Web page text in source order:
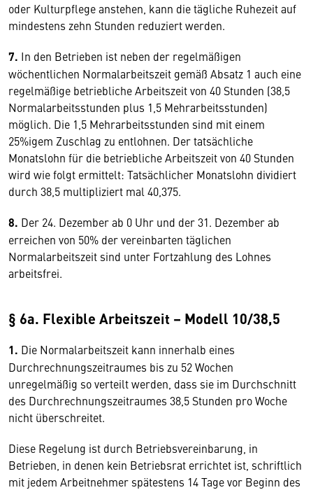
oder Kulturpflege anstehen, kann die tägliche Ruhezeit auf
mindestens zehn Stunden reduziert werden.
7. In den Betrieben ist neben der regelmäßigen
wöchentlichen Normalarbeitszeit gemäß Absatz 1 auch eine
regelmäßige betriebliche Arbeitszeit von 40 Stunden (38,5
Normalarbeitsstunden plus 1,5 Mehrarbeitsstunden)
möglich. Die 1,5 Mehrarbeitsstunden sind mit einem
25%igem Zuschlag zu entlohnen. Der tatsächliche
Monatslohn für die betriebliche Arbeitszeit von 40 Stunden
wird wie folgt ermittelt: Tatsächlicher Monatslohn dividiert
durch 38,5 multipliziert mal 40,375.
8. Der 24. Dezember ab 0 Uhr und der 31. Dezember ab
erreichen von 50% der vereinbarten täglichen
Normalarbeitszeit sind unter Fortzahlung des Lohnes
arbeitsfrei.
§ 6a. Flexible Arbeitszeit – Modell 10/38,5
1. Die Normalarbeitszeit kann innerhalb eines
Durchrechnungszeitraumes bis zu 52 Wochen
unregelmäßig so verteilt werden, dass sie im Durchschnitt
des Durchrechnungszeitraumes 38,5 Stunden pro Woche
nicht überschreitet.
Diese Regelung ist durch Betriebsvereinbarung, in
Betrieben, in denen kein Betriebsrat errichtet ist, schriftlich
mit jedem Arbeitnehmer spätestens 14 Tage vor Beginn des